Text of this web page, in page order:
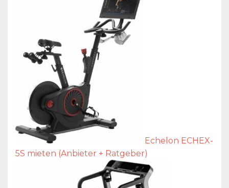
Echelon ECHEX-
5S mieten (Anbieter + Ratgeber)